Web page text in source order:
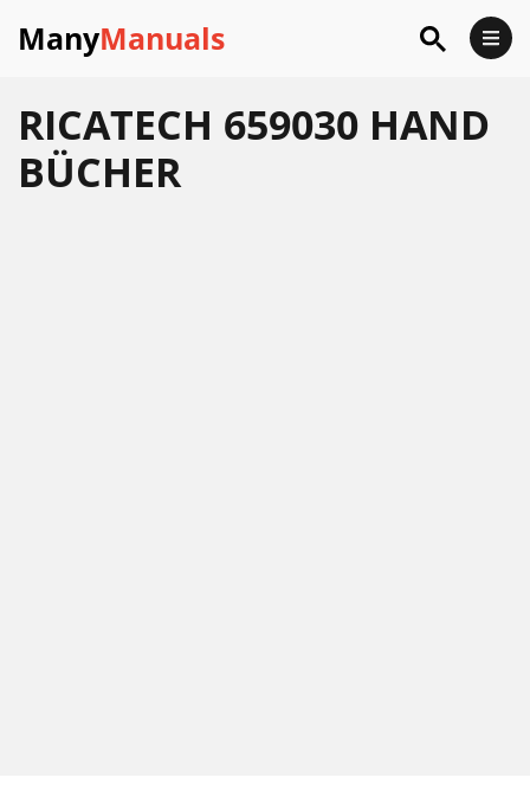
ManyManuals
RICATECH 659030 HAND
BÜCHER